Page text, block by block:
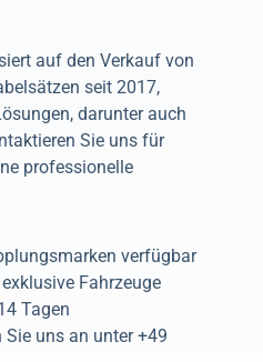
auf den Verkauf von
seit 2017,
darunter auch
Sie uns für
professionelle
verfügbar
Fahrzeuge
Tagen
Sie uns an unter +49